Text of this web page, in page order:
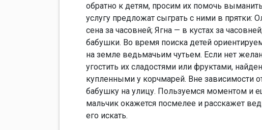
обратно к детям, просим их помочь
услугу предложат сыграть с ними в прятки:
сена за часовней; Ягна — в кустах за
бабушки. Во время поиска детей
на земле ведьмачьим чутьем. Если нет
угостить их сладостями или фруктами,
купленными у корчмарей. Вне зависимости
бабушку на улицу. Пользуемся моментом и
мальчик окажется посмелее и расскажет
его искать.